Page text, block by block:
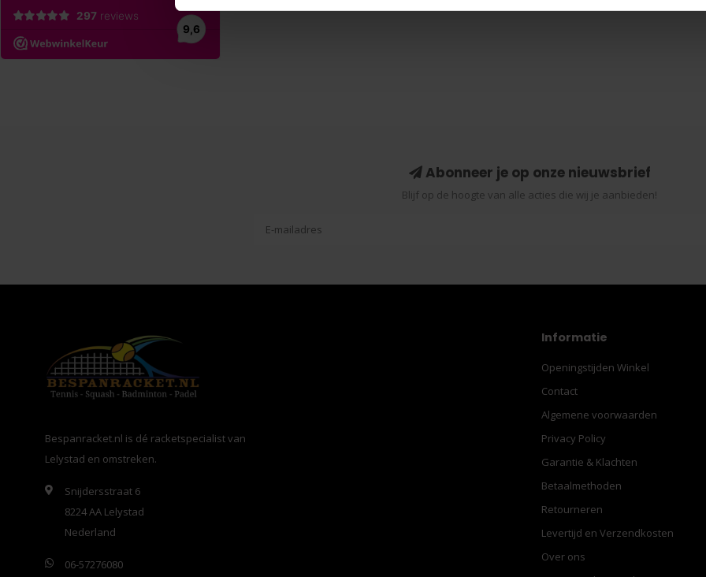
Abonneer je op onze nieuwsbrief
Blijf op de hoogte van alle acties die wij je aanbieden!
Bespanracket.nl is dé racketspecialist van
Lelystad en omstreken.
Snijdersstraat 6
8224 AA Lelystad
Nederland
06-57276080
Informatie
Openingstijden Winkel
Contact
Algemene voorwaarden
Privacy Policy
Garantie & Klachten
Betaalmethoden
Retourneren
Levertijd en Verzendkosten
Over ons